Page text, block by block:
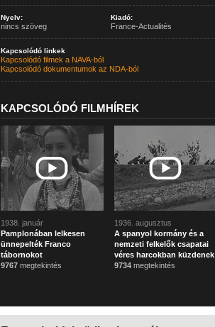
Nyelv:
nincs szöveg
Kiadó:
France-Actualités
Kapcsolódó linkek
Kapcsolódó filmek a NAVA-ból
Kapcsolódó dokumentumok az NDA-ból
KAPCSOLÓDÓ FILMHÍREK
1938. január
Pamplonában lelkesen
ünnepelték Franco
tábornokot
9767megtekintés
1936. augusztus
A spanyol kormány és a
nemzeti felkelők csapatai
véres harcokban küzdenek
9734megtekintés